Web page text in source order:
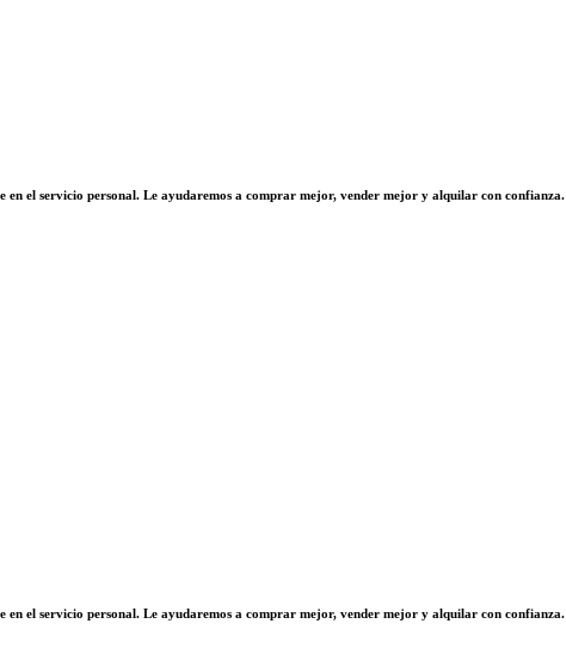
en el servicio personal. Le ayudaremos a comprar mejor, vender mejor y alquilar con confianza.
en el servicio personal. Le ayudaremos a comprar mejor, vender mejor y alquilar con confianza.